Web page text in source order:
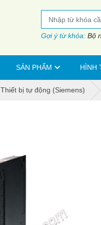
Gợi ý từ khóa: Bộ
SẢN PHẨM HÌNH
Thiết bị tự động (Siemens)